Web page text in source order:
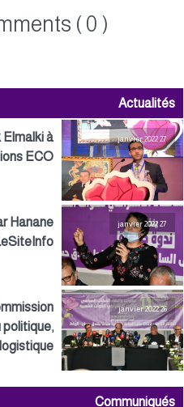
( 0 )
Actualités
27 janvier 2022
à
ECO
27 janvier 2022
Hanane
26 janvier 2022
politique,
Communiqués